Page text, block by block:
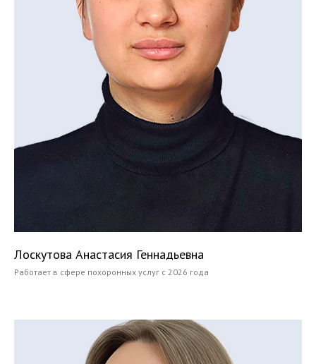
Лоскутова Анастасия Геннадьевна
Работает в сфере похоронных услуг с 2026 года